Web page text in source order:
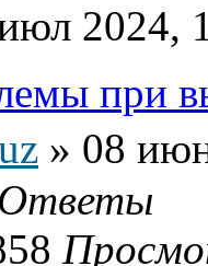
2024,
при
» 08
Ответы